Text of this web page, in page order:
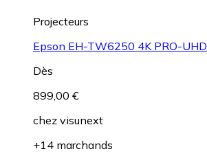
Projecteurs
Epson EH-TW6250 4K PRO-UHD
Dès
899,00 €
chez visunext
+14 marchands